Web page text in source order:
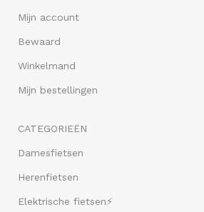
Mijn account
Bewaard
Winkelmand
Mijn bestellingen
CATEGORIEËN
Damesfietsen
Herenfietsen
Elektrische fietsen⚡